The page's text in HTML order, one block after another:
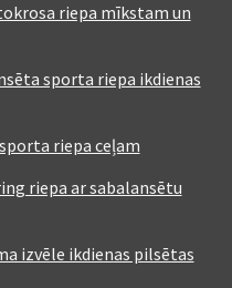
riepa mīkstam un
sporta riepa ikdienas
riepa ceļam
riepa ar sabalansētu
izvēle ikdienas pilsētas